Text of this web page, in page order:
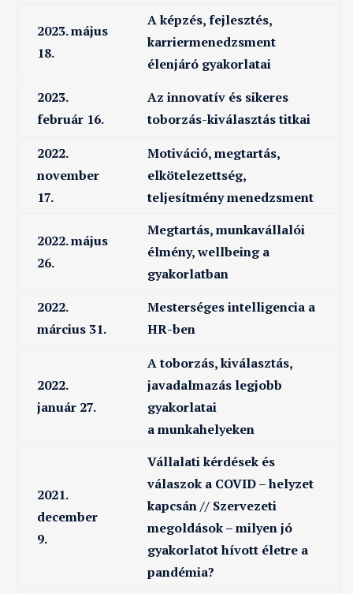
2023. május
18.
A képzés, fejlesztés,
karriermenedzsment
élenjáró gyakorlatai
2023.
február 16.
Az innovatív és sikeres
toborzás-kiválasztás titkai
2022.
november
17.
Motiváció, megtartás,
elkötelezettség,
teljesítmény menedzsment
2022. május
26.
Megtartás, munkavállalói
élmény, wellbeing a
gyakorlatban
2022.
március 31.
Mesterséges intelligencia a
HR-ben
2022.
január 27.
A toborzás, kiválasztás,
javadalmazás legjobb
gyakorlatai
a munkahelyeken
2021.
december
9.
Vállalati kérdések és
válaszok a COVID – helyzet
kapcsán // Szervezeti
megoldások – milyen jó
gyakorlatot hívott életre a
pandémia?